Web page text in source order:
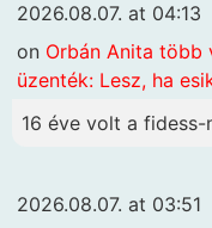
2026.08.07. at 04:13
on Orbán Anita
üzenték: Lesz, ha
16 éve volt a fidess-
2026.08.07. at 03:51